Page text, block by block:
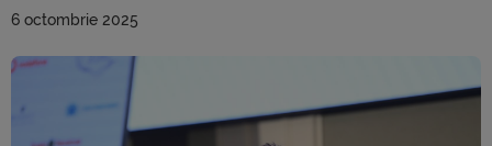
6 octombrie 2025